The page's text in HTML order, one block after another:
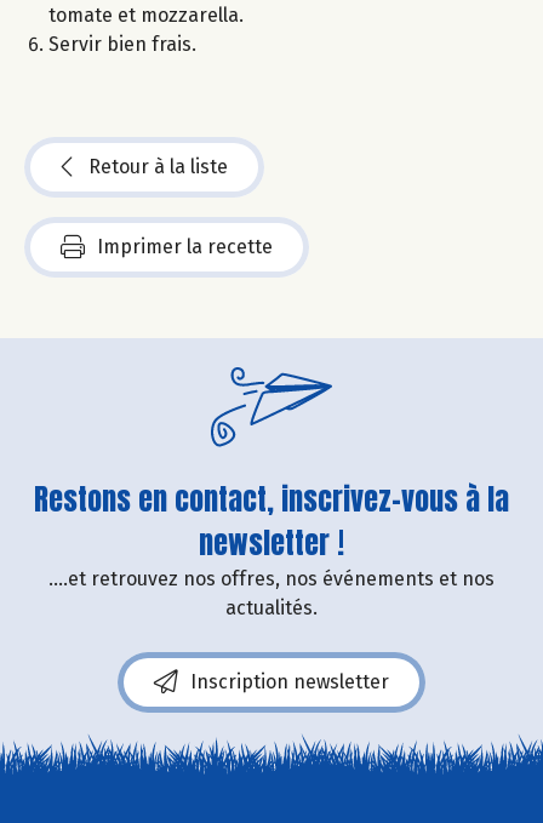
tomate et mozzarella.
Servir bien frais.
Retour à la liste
Imprimer la recette
Restons en contact, inscrivez-vous à la
newsletter !
....et retrouvez nos offres, nos événements et nos
actualités.
Inscription newsletter